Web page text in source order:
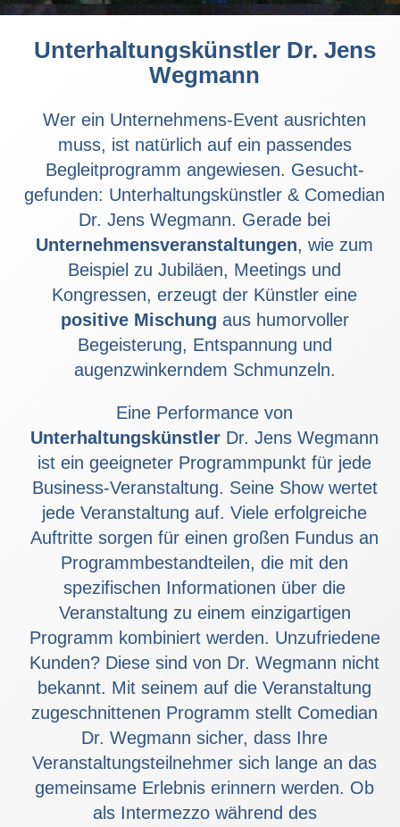
Unterhaltungskünstler Dr. Jens
Wegmann
Wer ein Unternehmens-Event ausrichten
muss, ist natürlich auf ein passendes
Begleitprogramm angewiesen. Gesucht-
gefunden: Unterhaltungskünstler & Comedian
Dr. Jens Wegmann. Gerade bei
Unternehmensveranstaltungen, wie zum
Beispiel zu Jubiläen, Meetings und
Kongressen, erzeugt der Künstler eine
positive Mischung aus humorvoller
Begeisterung, Entspannung und
augenzwinkerndem Schmunzeln.
Eine Performance von
Unterhaltungskünstler Dr. Jens Wegmann
ist ein geeigneter Programmpunkt für jede
Business-Veranstaltung. Seine Show wertet
jede Veranstaltung auf. Viele erfolgreiche
Auftritte sorgen für einen großen Fundus an
Programmbestandteilen, die mit den
spezifischen Informationen über die
Veranstaltung zu einem einzigartigen
Programm kombiniert werden. Unzufriedene
Kunden? Diese sind von Dr. Wegmann nicht
bekannt. Mit seinem auf die Veranstaltung
zugeschnittenen Programm stellt Comedian
Dr. Wegmann sicher, dass Ihre
Veranstaltungsteilnehmer sich lange an das
gemeinsame Erlebnis erinnern werden. Ob
als Intermezzo während des